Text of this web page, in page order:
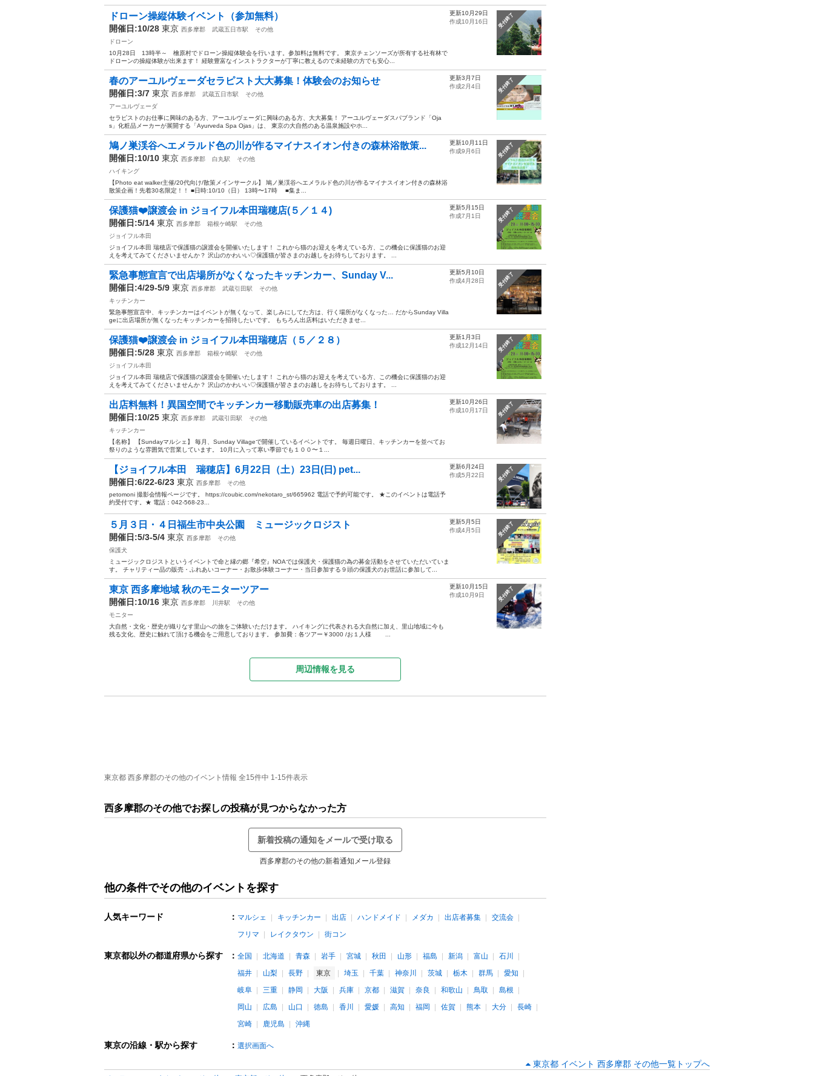
受付終了
ドローン操縦体験イベント（参加無料）
開催日:10/28 東京 西多摩郡 武蔵五日市駅
その他
ドローン
10月28日 13時半～ 檜原村でドローン操縦体験会を行います。参加料は無料です。 東京チェンソーズが所有する社有林で
ドローンの操縦体験が出来ます！ 経験豊富なインストラクターが丁寧に教えるので未経験の方でも安心...
更新10月29日
作成10月16日
受付終了
春のアーユルヴェーダセラピスト大大募集！体験会のお知らせ
開催日:3/7 東京 西多摩郡 武蔵五日市駅
その他
アーユルヴェーダ
セラピストのお仕事に興味のある方、アーユルヴェーダに興味のある方、大大募集！ アーユルヴェーダスパブランド「Oja
s」化粧品メーカーが展開する「Ayurveda Spa Ojas」は、 東京の大自然のある温泉施設やホ...
更新3月7日
作成2月4日
受付終了
鳩ノ巣渓谷へエメラルド色の川が作るマイナスイオン付きの森林浴散策...
開催日:10/10 東京 西多摩郡 白丸駅
その他
ハイキング
【Photo eat walker主催/20代向け/散策メインサークル】 鳩ノ巣渓谷へエメラルド色の川が作るマイナスイオン付きの森林浴
散策企画！先着30名限定！！ ■日時:10/10（日） 13時〜17時 ■集ま...
更新10月11日
作成9月6日
受付終了
保護猫❤️譲渡会 in ジョイフル本田瑞穂店(５／１４)
開催日:5/14 東京 西多摩郡 箱根ケ崎駅
その他
ジョイフル本田
ジョイフル本田 瑞穂店で保護猫の譲渡会を開催いたします！ これから猫のお迎えを考えている方、この機会に保護猫のお迎
えを考えてみてくださいませんか？ 沢山のかわいい♡保護猫が皆さまのお越しをお待ちしております。 ...
更新5月15日
作成7月1日
受付終了
緊急事態宣言で出店場所がなくなったキッチンカー、Sunday V...
開催日:4/29-5/9 東京 西多摩郡 武蔵引田駅
その他
キッチンカー
緊急事態宣言中、キッチンカーはイベントが無くなって、楽しみにしてた方は、行く場所がなくなった… だからSunday Villa
geに出店場所が無くなったキッチンカーを招待したいです。 もちろん出店料はいただきませ...
更新5月10日
作成4月28日
受付終了
保護猫❤️譲渡会 in ジョイフル本田瑞穂店（５／２８）
開催日:5/28 東京 西多摩郡 箱根ケ崎駅
その他
ジョイフル本田
ジョイフル本田 瑞穂店で保護猫の譲渡会を開催いたします！ これから猫のお迎えを考えている方、この機会に保護猫のお迎
えを考えてみてくださいませんか？ 沢山のかわいい♡保護猫が皆さまのお越しをお待ちしております。 ...
更新1月3日
作成12月14日
受付終了
出店料無料！異国空間でキッチンカー移動販売車の出店募集！
開催日:10/25 東京 西多摩郡 武蔵引田駅
その他
キッチンカー
【名称】 【Sundayマルシェ】 毎月、Sunday Villageで開催しているイベントです。 毎週日曜日、キッチンカーを並べてお
祭りのような雰囲気で営業しています。 10月に入って寒い季節でも１００〜１...
更新10月26日
作成10月17日
受付終了
【ジョイフル本田 瑞穂店】6月22日（土）23日(日) pet...
開催日:6/22-6/23 東京 西多摩郡
その他
petomoni 撮影会情報ページです。 https://coubic.com/nekotaro_st/665962 電話で予約可能です。 ★このイベントは電話予
約受付です。★ 電話：042-568-23...
更新6月24日
作成5月22日
受付終了
５月３日・４日福生市中央公園 ミュージックロジスト
開催日:5/3-5/4 東京 西多摩郡
その他
保護犬
ミュージックロジストというイベントで命と縁の郷『希空』NOAでは保護犬・保護猫の為の募金活動をさせていただいていま
す。 チャリティー品の販売・ふれあいコーナー・お散歩体験コーナー・当日参加する９頭の保護犬のお世話に参加して...
更新5月5日
作成4月5日
受付終了
東京 西多摩地域 秋のモニターツアー
開催日:10/16 東京 西多摩郡 川井駅
その他
モニター
大自然・文化・歴史が織りなす里山への旅をご体験いただけます。 ハイキングに代表される大自然に加え、里山地域に今も
残る文化、歴史に触れて頂ける機会をご用意しております。 参加費：各ツアー￥3000 /お１人様 ...
更新10月15日
作成10月9日
周辺情報を見る
東京都 西多摩郡のその他のイベント情報 全15件中 1-15件表示
西多摩郡のその他でお探しの投稿が見つからなかった方
新着投稿の通知をメールで受け取る
西多摩郡のその他の新着通知メール登録
他の条件でその他のイベントを探す
人気キーワード ： マルシェ キッチンカー 出店 ハンドメイド メダカ 出店者募集
交流会
フリマ
レイクタウン 街コン
東京都以外の都道府県から探す ： 全国 北海道 青森 岩手 宮城 秋田 山形 福島 新潟 富山
石川
福井
山梨 長野 東京 埼玉 千葉 神奈川 茨城 栃木 群馬
愛知
岐阜
三重 静岡 大阪 兵庫 京都 滋賀 奈良 和歌山 鳥取
島根
岡山
広島 山口 徳島 香川 愛媛 高知 福岡 佐賀 熊本 大分
長崎
宮崎
鹿児島 沖縄
東京の沿線・駅から探す ： 選択画面へ
東京都 イベント 西多摩郡 その他一覧トップへ